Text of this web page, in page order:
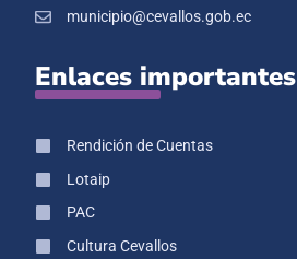
municipio@cevallos.gob.ec
Enlaces importantes
Rendición de Cuentas
Lotaip
PAC
Cultura Cevallos